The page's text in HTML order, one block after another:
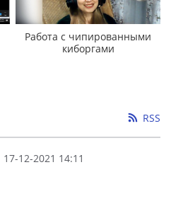
Работа с чипированными
киборгами
RSS
17-12-2021 14:11